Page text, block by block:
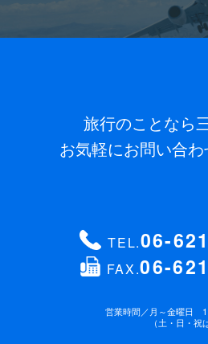
旅行のことなら
お気軽にお問い合わ
TEL.06-
FAX.06-
営業時間／月～金曜日
（土・日・祝